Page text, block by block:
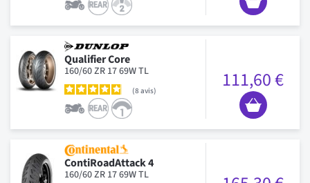
Qualifier Core
160/60 ZR 17 69W TL
8 avis 111,60 €
ContiRoadAttack 4
160/60 ZR 17 69W TL